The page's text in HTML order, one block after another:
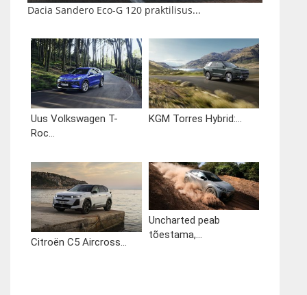
Dacia Sandero Eco-G 120 praktilisus...
Uus Volkswagen T-
Roc...
KGM Torres Hybrid:...
Citroën C5 Aircross...
Uncharted peab
tõestama,...